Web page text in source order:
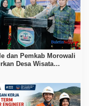
dan Pemkab Morowali
Desa Wisata